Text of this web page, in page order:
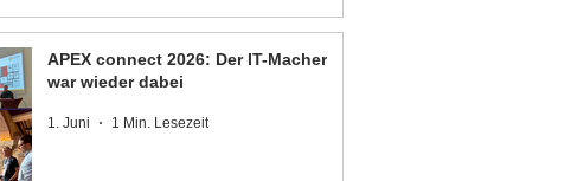
APEX connect 2026: Der IT-Macher
war wieder dabei
1. Juni 1 Min. Lesezeit